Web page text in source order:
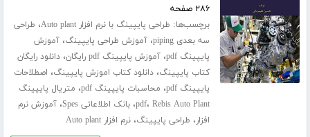
۲۸۶ صفحه
برچسب‌ها: طراحی پایپینگ با نرم افزار Auto plant ، طراحی
سه بعدی piping
،آموزش طراحی پایپینگ،آموزش
پایپینگ pdf
،آموزش پایپینگ pdf رایگان ،دانلود رایگان
کتاب پایپینگ،دانلود کتاب اموزش پایپینگ، اصطلاحات
پایپینگ pdf
، محاسبات پایپینگ pdf ، متریال پایپینگ
pdf، Rebis Auto Plant ،بانک اطلاعاتی Spes ،آموزش نرم
افزار، طراحی پایپینگ،نرم افزار Auto plant